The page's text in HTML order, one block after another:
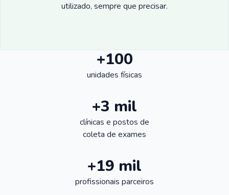
utilizado, sempre que precisar.
+100
unidades físicas
+3 mil
clínicas e postos de
coleta de exames
+19 mil
profissionais parceiros